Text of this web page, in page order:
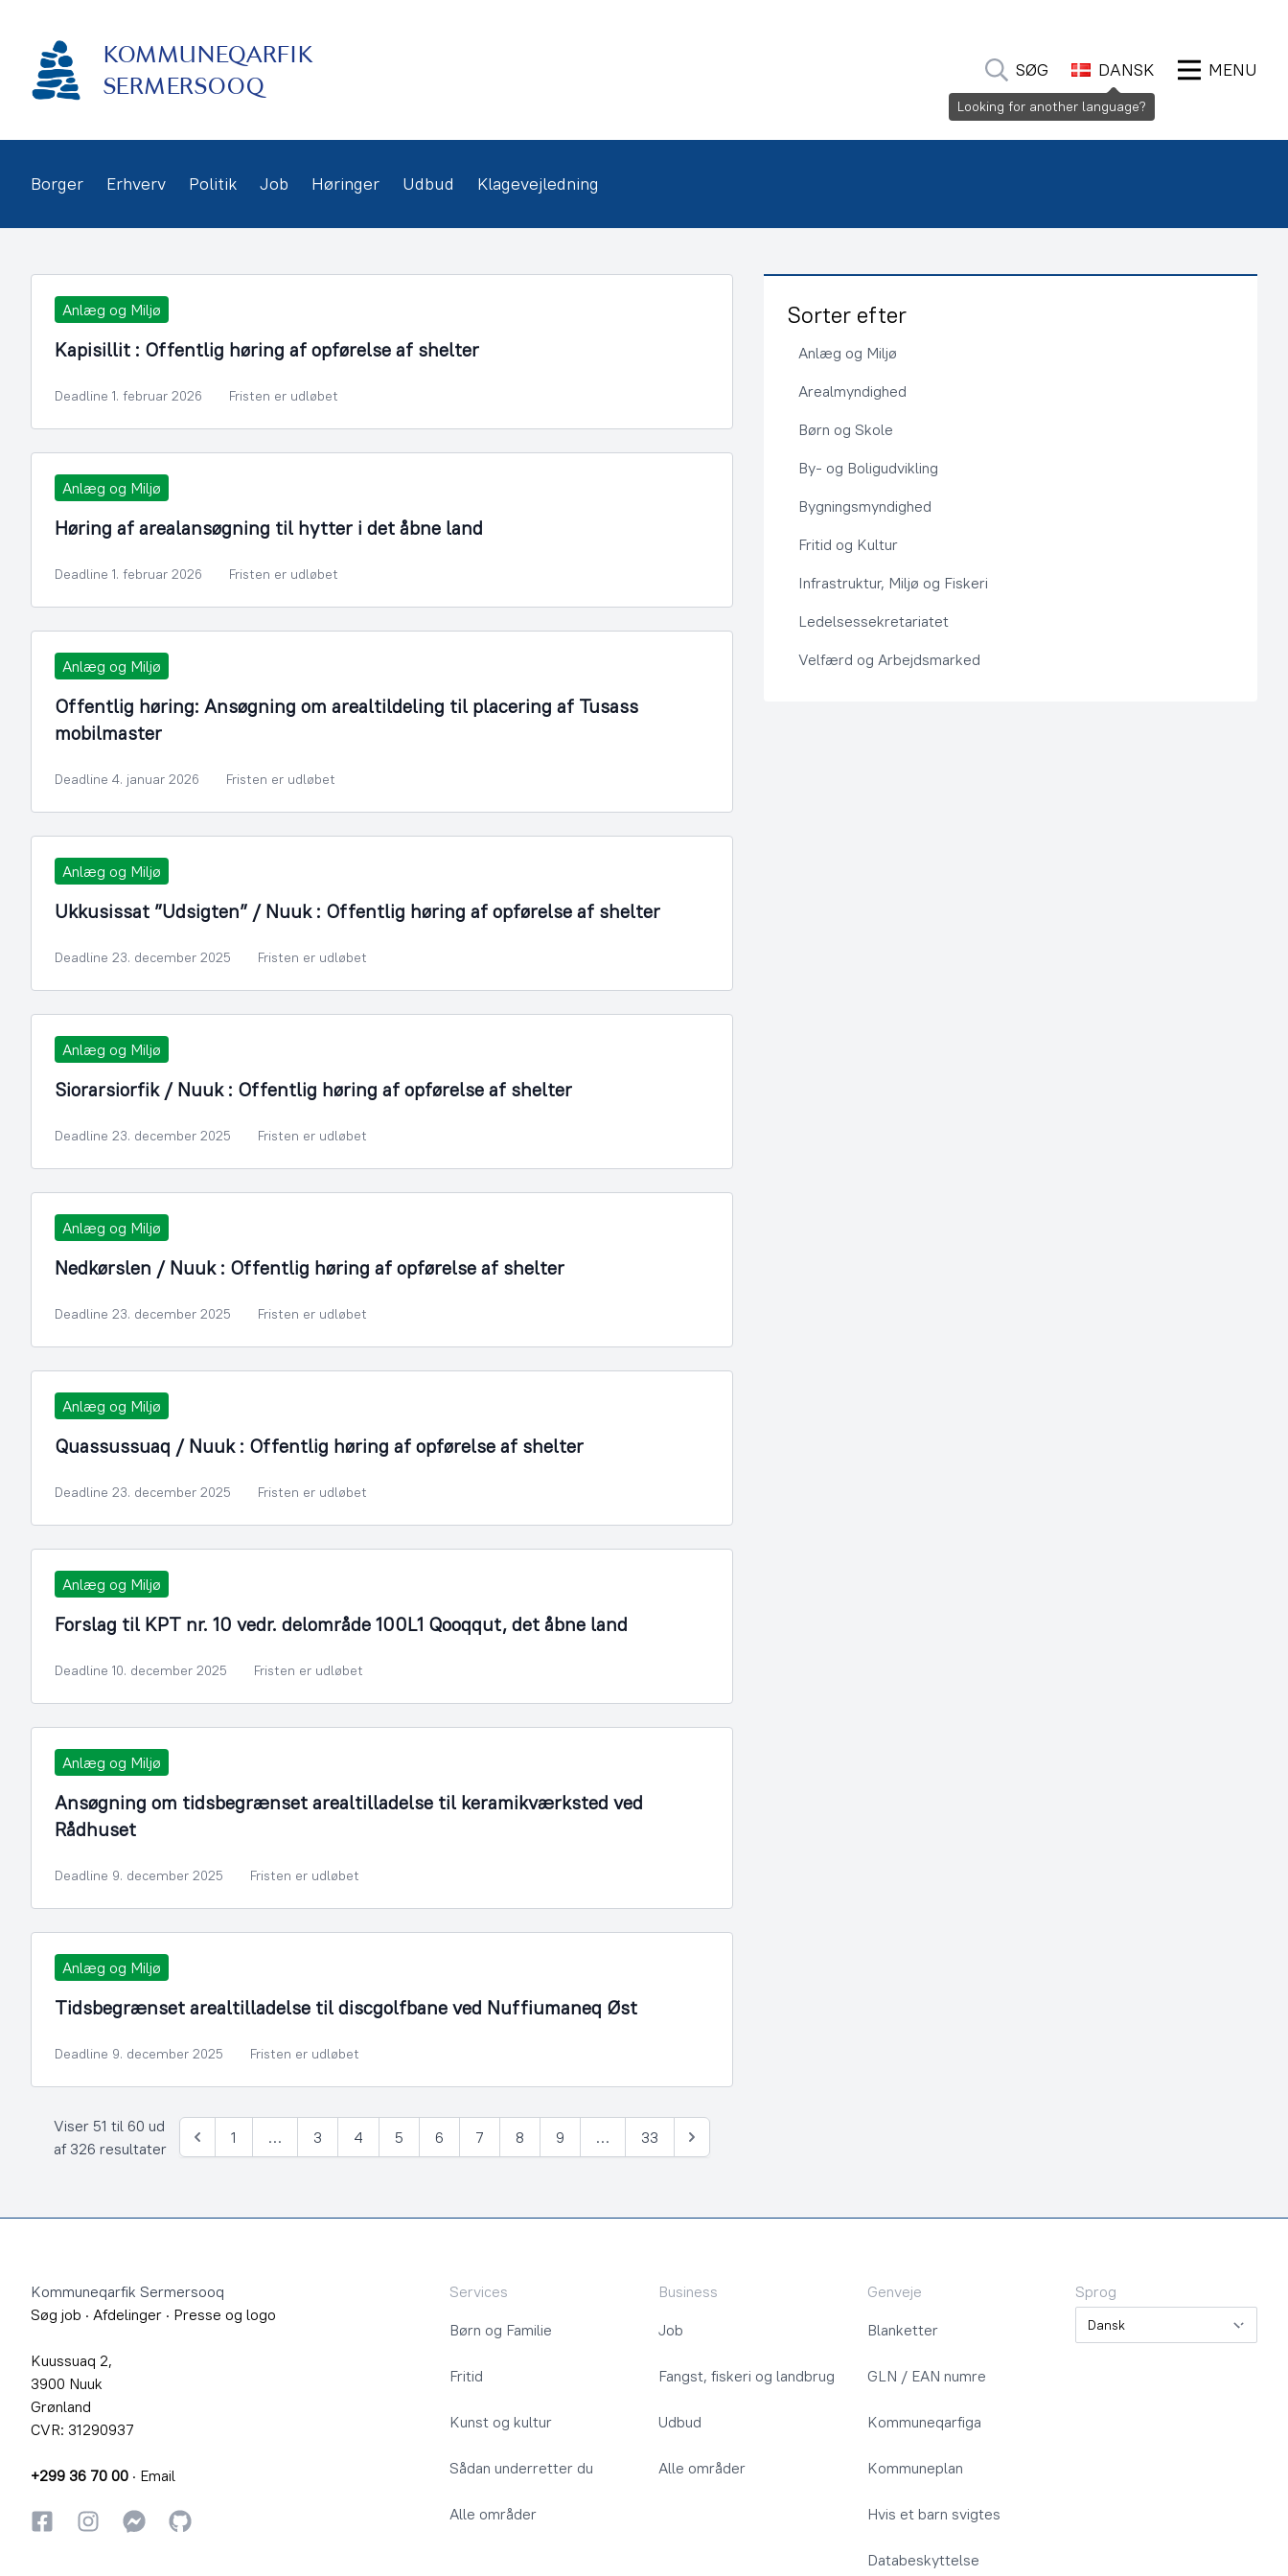
indhold
KOMMUNEQARFIK
SERMERSOOQ
SØG DANSK MENU
Borger Erhverv Politik Job Høringer Udbud Klagevejledning
Anlæg og Miljø
Kapisillit : Offentlig høring af opførelse af shelter
Deadline 1. februar 2026 Fristen er udløbet
Anlæg og Miljø
Høring af arealansøgning til hytter i det åbne land
Deadline 1. februar 2026 Fristen er udløbet
Anlæg og Miljø
Offentlig høring: Ansøgning om arealtildeling til placering af Tusass
mobilmaster
Deadline 4. januar 2026 Fristen er udløbet
Anlæg og Miljø
Ukkusissat ”Udsigten” / Nuuk : Offentlig høring af opførelse af shelter
Deadline 23. december 2025 Fristen er udløbet
Anlæg og Miljø
Siorarsiorfik / Nuuk : Offentlig høring af opførelse af shelter
Deadline 23. december 2025 Fristen er udløbet
Anlæg og Miljø
Nedkørslen / Nuuk : Offentlig høring af opførelse af shelter
Deadline 23. december 2025 Fristen er udløbet
Anlæg og Miljø
Quassussuaq / Nuuk : Offentlig høring af opførelse af shelter
Deadline 23. december 2025 Fristen er udløbet
Anlæg og Miljø
Forslag til KPT nr. 10 vedr. delområde 100L1 Qooqqut, det åbne land
Deadline 10. december 2025 Fristen er udløbet
Anlæg og Miljø
Ansøgning om tidsbegrænset arealtilladelse til keramikværksted ved
Rådhuset
Deadline 9. december 2025 Fristen er udløbet
Anlæg og Miljø
Tidsbegrænset arealtilladelse til discgolfbane ved Nuffiumaneq Øst
Deadline 9. december 2025 Fristen er udløbet
Viser 51 til 60 ud
af 326 resultater
Forrige
1 … 3 4 5 6 7 8 9 … 33
Næste
Sorter efter
Anlæg og Miljø
Arealmyndighed
Børn og Skole
By- og Boligudvikling
Bygningsmyndighed
Fritid og Kultur
Infrastruktur, Miljø og Fiskeri
Ledelsessekretariatet
Velfærd og Arbejdsmarked
Kommuneqarfik Sermersooq
Søg job · Afdelinger · Presse og logo
Kuussuaq 2,
3900 Nuuk
Grønland
CVR: 31290937
+299 36 70 00 · Email
FacebookInstagramInstagram
GitHub
Services
Børn og Familie
Fritid
Kunst og kultur
Sådan underretter du
Alle områder
Business
Job
Fangst, fiskeri og landbrug
Udbud
Alle områder
Genveje
Blanketter
GLN / EAN numre
Kommuneqarfiga
Kommuneplan
Hvis et barn svigtes
Databeskyttelse
Sprog
Sprog
Looking for another language?